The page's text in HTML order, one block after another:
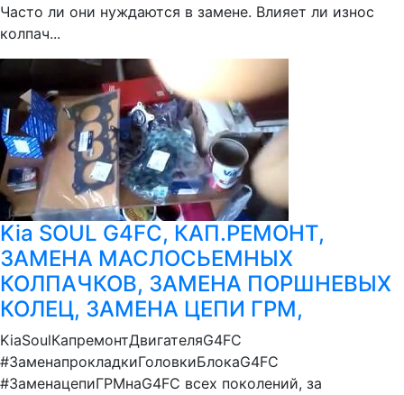
Часто ли они нуждаются в замене. Влияет ли износ
колпач...
Kia SOUL G4FC, КАП.РЕМОНТ,
ЗАМЕНА МАСЛОСЬЕМНЫХ
КОЛПАЧКОВ, ЗАМЕНА ПОРШНЕВЫХ
КОЛЕЦ, ЗАМЕНА ЦЕПИ ГРМ,
KiaSoulКапремонтДвигателяG4FC
#ЗаменапрокладкиГоловкиБлокаG4FC
#ЗаменацепиГРМнаG4FC всех поколений, за